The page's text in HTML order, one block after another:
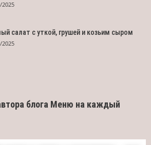
2025
салат с уткой, грушей и козьим сыром
2025
блога Меню на каждый